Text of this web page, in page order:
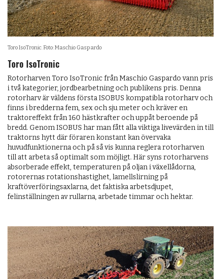
Toro IsoTronic. Foto: Maschio Gaspardo
Toro IsoTronic
Rotorharven Toro IsoTronic från Maschio Gaspardo vann pris
i två kategorier, jordbearbetning och publikens pris. Denna
rotorharv är väldens första ISOBUS kompatibla rotorharv och
finns i bredderna fem, sex och sju meter och kräver en
traktoreffekt från 160 hästkrafter och uppåt beroende på
bredd. Genom ISOBUS har man fått alla viktiga livevärden in till
traktorns hytt där föraren konstant kan övervaka
huvudfunktionerna och på så vis kunna reglera rotorharven
till att arbeta så optimalt som möjligt. Här syns rotorharvens
absorberade effekt, temperaturen på oljan i växellådorna,
rotorernas rotationshastighet, lamellslirning på
kraftöverföringsaxlarna, det faktiska arbetsdjupet,
felinställningen av rullarna, arbetade timmar och hektar.